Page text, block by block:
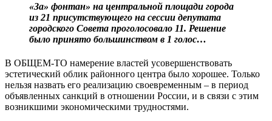
«За» фонтан» на центральной площади города
из 21 присутствующего на сессии депутата
городского Совета проголосовало 11. Решение
было принято большинством в 1 голос…
В ОБЩЕМ-ТО намерение властей усовершенствовать
эстетический облик районного центра было хорошее. Только
нельзя назвать его реализацию своевременным – в период
объявленных санкций в отношении России, и в связи с этим
возникшими экономическими трудностями.